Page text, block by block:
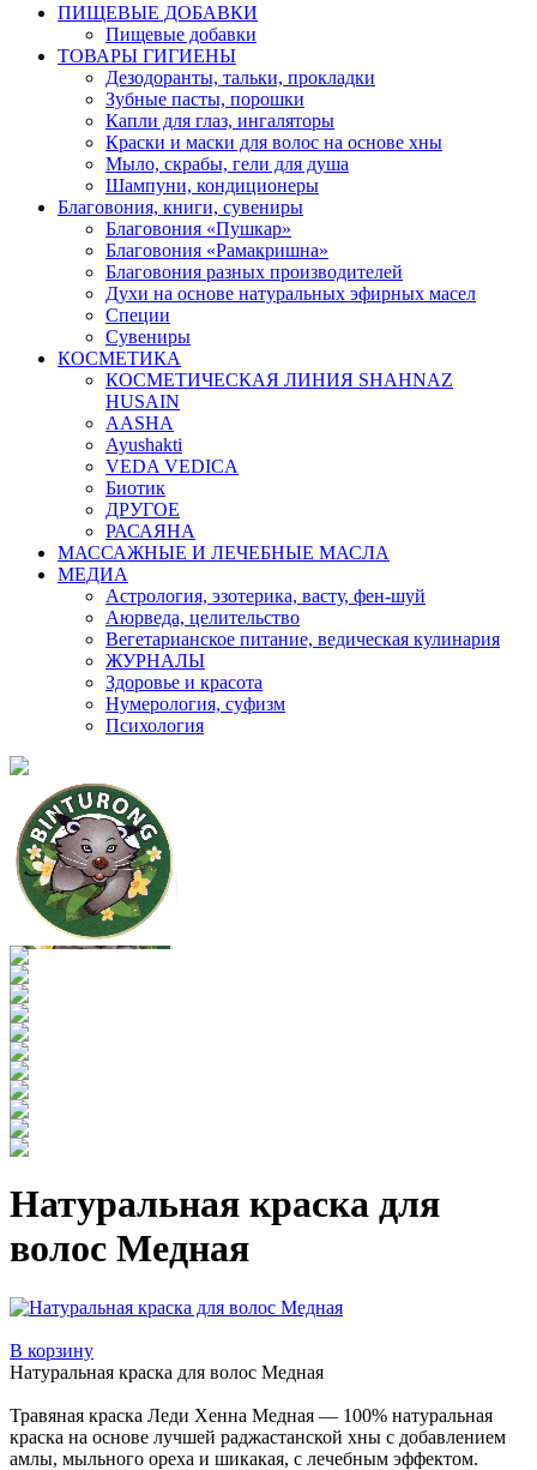
ПИЩЕВЫЕ ДОБАВКИ
Пищевые добавки
ТОВАРЫ ГИГИЕНЫ
Дезодоранты, тальки, прокладки
Зубные пасты, порошки
Капли для глаз, ингаляторы
Краски и маски для волос на основе хны
Мыло, скрабы, гели для душа
Шампуни, кондиционеры
Благовония, книги, сувениры
Благовония «Пушкар»
Благовония «Рамакришна»
Благовония разных производителей
Духи на основе натуральных эфирных масел
Специи
Сувениры
КОСМЕТИКА
КОСМЕТИЧЕСКАЯ ЛИНИЯ SHAHNAZ
HUSAIN
AASHA
Ayushakti
VEDA VEDICA
Биотик
ДРУГОЕ
РАСАЯНА
МАССАЖНЫЕ И ЛЕЧЕБНЫЕ МАСЛА
МЕДИА
Астрология, эзотерика, васту, фен-шуй
Аюрведа, целительство
Вегетарианское питание, ведическая кулинария
ЖУРНАЛЫ
Здоровье и красота
Нумерология, суфизм
Психология
Натуральная краска для
волос Медная
В корзину
Натуральная краска для волос Медная
Травяная краска Леди Хенна Медная — 100% натуральная
краска на основе лучшей раджастанской хны с добавлением
амлы, мыльного ореха и шикакая, с лечебным эффектом.